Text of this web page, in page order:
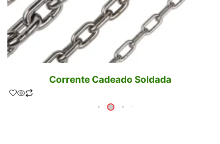
Corrente Cadeado Soldada